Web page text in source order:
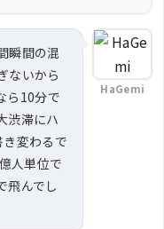
HaGemi
瞬間の混
ないから
ら10分で
渋滞にハ
変わるで
人単位で
飛んでし